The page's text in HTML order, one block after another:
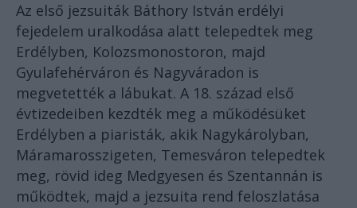
Az első jezsuiták Báthory István erdélyi
fejedelem uralkodása alatt telepedtek meg
Erdélyben, Kolozsmonostoron, majd
Gyulafehérváron és Nagyváradon is
megvetették a lábukat. A 18. század első
évtizedeiben kezdték meg a működésüket
Erdélyben a piaristák, akik Nagykárolyban,
Máramarosszigeten, Temesváron telepedtek
meg, rövid ideg Medgyesen és Szentannán is
működtek, majd a jezsuita rend feloszlatása